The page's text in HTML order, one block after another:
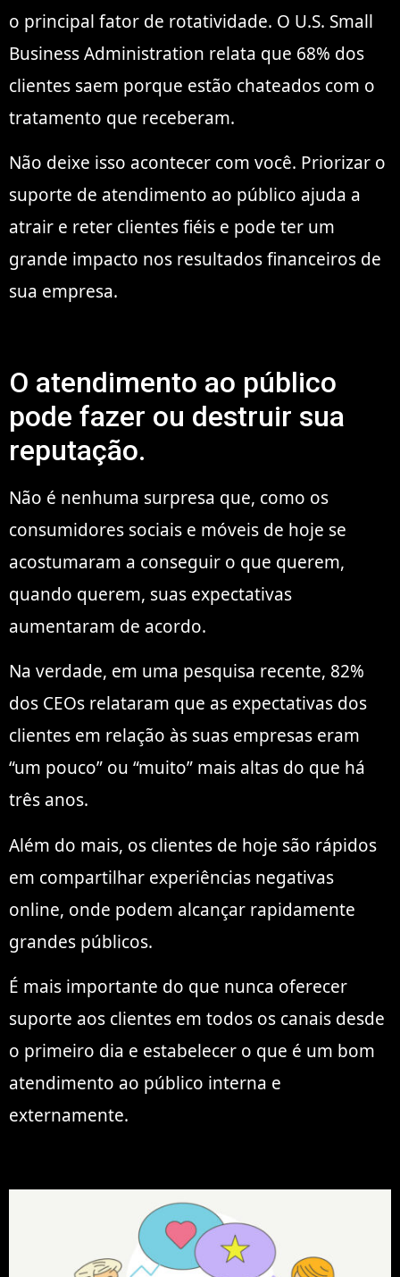
o principal fator de rotatividade. O U.S. Small
Business Administration relata que 68% dos
clientes saem porque estão chateados com o
tratamento que receberam.
Não deixe isso acontecer com você. Priorizar o
suporte de atendimento ao público ajuda a
atrair e reter clientes fiéis e pode ter um
grande impacto nos resultados financeiros de
sua empresa.
O atendimento ao público
pode fazer ou destruir sua
reputação.
Não é nenhuma surpresa que, como os
consumidores sociais e móveis de hoje se
acostumaram a conseguir o que querem,
quando querem, suas expectativas
aumentaram de acordo.
Na verdade, em uma pesquisa recente, 82%
dos CEOs relataram que as expectativas dos
clientes em relação às suas empresas eram
“um pouco” ou “muito” mais altas do que há
três anos.
Além do mais, os clientes de hoje são rápidos
em compartilhar experiências negativas
online, onde podem alcançar rapidamente
grandes públicos.
É mais importante do que nunca oferecer
suporte aos clientes em todos os canais desde
o primeiro dia e estabelecer o que é um bom
atendimento ao público interna e
externamente.